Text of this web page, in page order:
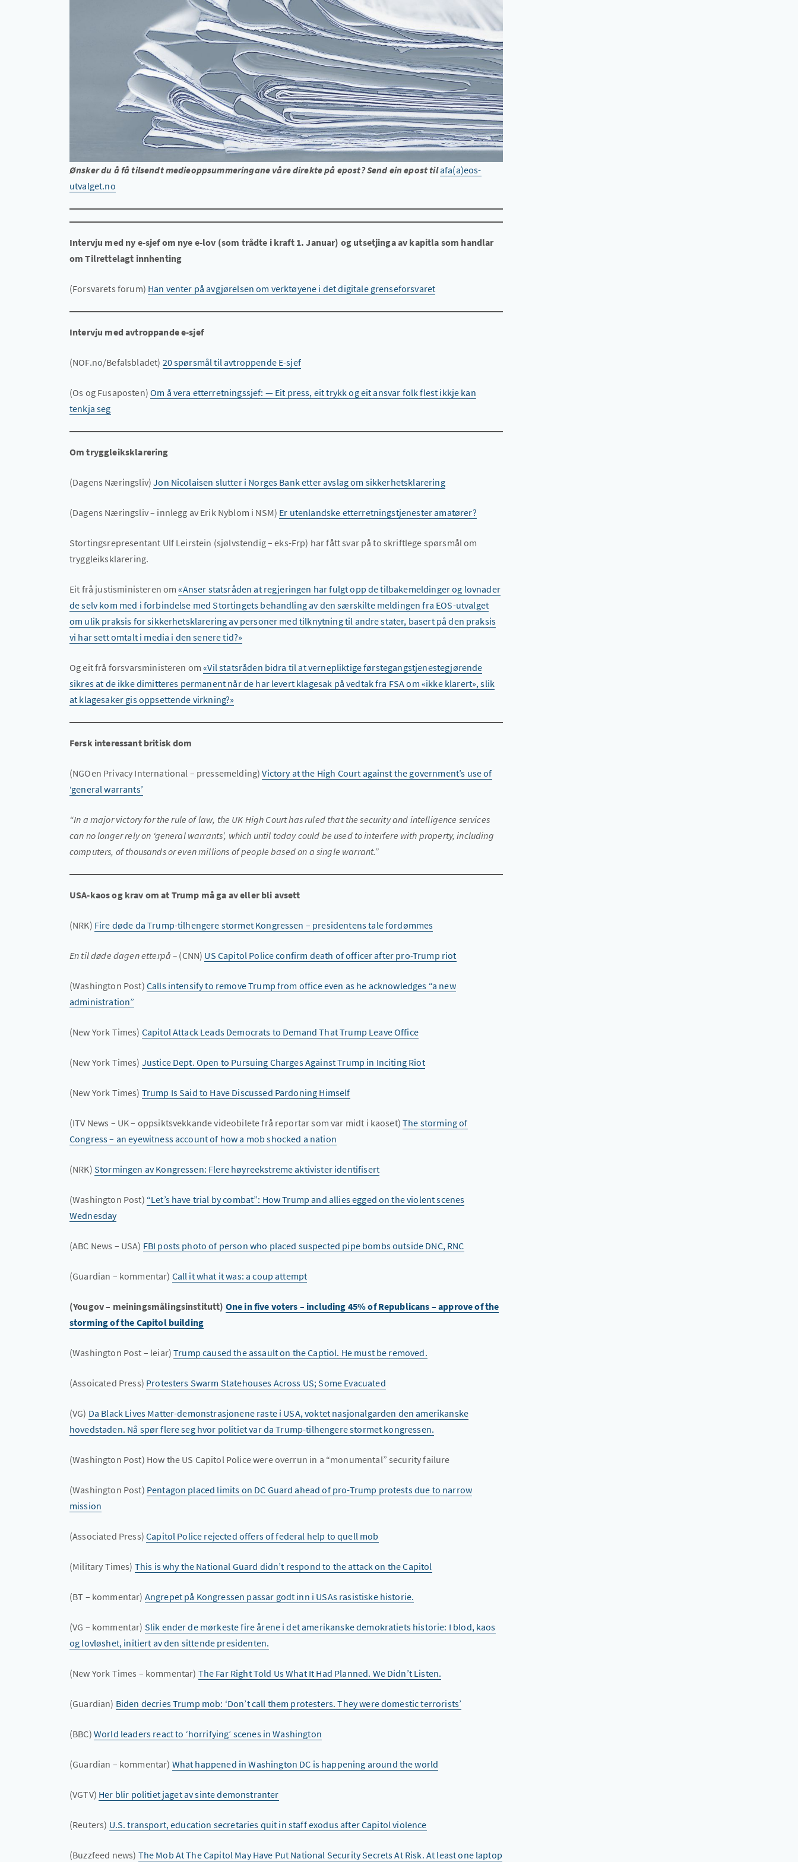
Ønsker du å få tilsendt medieoppsummeringane våre direkte på epost? Send ein epost tilafa(a)eos-
utvalget.no
Intervju med ny e-sjef om nye e-lov (som trådte i kraft 1. Januar) og utsetjinga av kapitla som handlar
om Tilrettelagt innhenting
(Forsvarets forum) Han venter på avgjørelsen om verktøyene i det digitale grenseforsvaret
Intervju med avtroppande e-sjef
(NOF.no/Befalsbladet) 20 spørsmål til avtroppende E-sjef
(Os og Fusaposten)Om å vera etterretningssjef: — Eit press, eit trykk og eit ansvar folk flest ikkje kan
tenkja seg
Om tryggleiksklarering
(Dagens Næringsliv)Jon Nicolaisen slutter i Norges Bank etter avslag om sikkerhetsklarering
(Dagens Næringsliv – innlegg av Erik Nyblom i NSM) Er utenlandske etterretningstjenester amatører?
Stortingsrepresentant Ulf Leirstein (sjølvstendig – eks-Frp) har fått svar på to skriftlege spørsmål om
tryggleiksklarering.
Eit frå justisministeren om«Anser statsråden at regjeringen har fulgt opp de tilbakemeldinger og lovnader
de selv kom med i forbindelse med Stortingets behandling av den særskilte meldingen fra EOS-utvalget
om ulik praksis for sikkerhetsklarering av personer med tilknytning til andre stater, basert på den praksis
vi har sett omtalt i media i den senere tid?»
Og eit frå forsvarsministeren om«Vil statsråden bidra til at vernepliktige førstegangstjenestegjørende
sikres at de ikke dimitteres permanent når de har levert klagesak på vedtak fra FSA om «ikke klarert», slik
at klagesaker gis oppsettende virkning?»
Fersk interessant britisk dom
(NGOen Privacy International – pressemelding)Victory at the High Court against the government’s use of
‘general warrants’
“In a major victory for the rule of law, the UK High Court has ruled that the security and intelligence services
can no longer rely on ‘general warrants’, which until today could be used to interfere with property, including
computers, of thousands or even millions of people based on a single warrant.”
USA-kaos og krav om at Trump må ga av eller bli avsett
(NRK) Fire døde da Trump-tilhengere stormet Kongressen – presidentens tale fordømmes
En til døde dagen etterpå – (CNN) US Capitol Police confirm death of officer after pro-Trump riot
(Washington Post) Calls intensify to remove Trump from office even as he acknowledges “a new
administration”
(New York Times) Capitol Attack Leads Democrats to Demand That Trump Leave Office
(New York Times) Justice Dept. Open to Pursuing Charges Against Trump in Inciting Riot
(New York Times) Trump Is Said to Have Discussed Pardoning Himself
(ITV News – UK – oppsiktsvekkande videobilete frå reportar som var midt i kaoset)The storming of
Congress – an eyewitness account of how a mob shocked a nation
(NRK) Stormingen av Kongressen: Flere høyreekstreme aktivister identifisert
(Washington Post) “Let’s have trial by combat”: How Trump and allies egged on the violent scenes
Wednesday
(ABC News – USA) FBI posts photo of person who placed suspected pipe bombs outside DNC, RNC
(Guardian – kommentar) Call it what it was: a coup attempt
(Yougov – meiningsmålingsinstitutt) One in five voters – including 45% of Republicans – approve of the
storming of the Capitol building
(Washington Post – leiar)Trump caused the assault on the Captiol. He must be removed.
(Assoicated Press) Protesters Swarm Statehouses Across US; Some Evacuated
(VG) Da Black Lives Matter-demonstrasjonene raste i USA, voktet nasjonalgarden den amerikanske
hovedstaden. Nå spør flere seg hvor politiet var da Trump-tilhengere stormet kongressen.
(Washington Post) How the US Capitol Police were overrun in a “monumental” security failure
(Washington Post) Pentagon placed limits on DC Guard ahead of pro-Trump protests due to narrow
mission
(Associated Press)Capitol Police rejected offers of federal help to quell mob
(Military Times) This is why the National Guard didn’t respond to the attack on the Capitol
(BT – kommentar) Angrepet på Kongressen passar godt inn i USAs rasistiske historie.
(VG – kommentar) Slik ender de mørkeste fire årene i det amerikanske demokratiets historie: I blod, kaos
og lovløshet, initiert av den sittende presidenten.
(New York Times – kommentar) The Far Right Told Us What It Had Planned. We Didn’t Listen.
(Guardian) Biden decries Trump mob: ‘Don’t call them protesters. They were domestic terrorists’
(BBC) World leaders react to ‘horrifying’ scenes in Washington
(Guardian – kommentar) What happened in Washington DC is happening around the world
(VGTV) Her blir politiet jaget av sinte demonstranter
(Reuters) U.S. transport, education secretaries quit in staff exodus after Capitol violence
(Buzzfeed news) The Mob At The Capitol May Have Put National Security Secrets At Risk. At least one laptop